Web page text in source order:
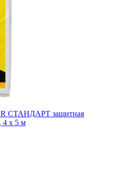
СТАНДАРТ защитная
4 х 5 м